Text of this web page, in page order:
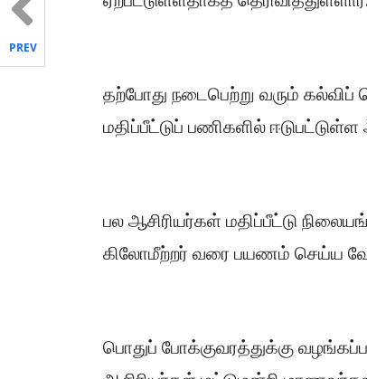
தற்போது நடைபெற்று வரும்
மதிப்பீட்டுப் பணிகளில்
பல ஆசிரியர்கள் மதிப்பீட்டு
கிலோமீற்றர் வரை பயணம் செய்ய
பொதுப் போக்குவரத்துக்கு
PREV